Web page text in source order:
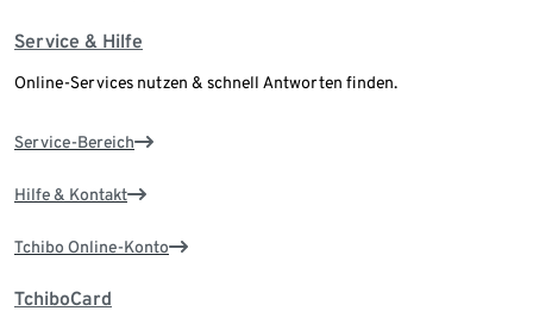
Service & Hilfe
Online-Services nutzen & schnell Antworten finden.
Service-Bereich
Hilfe & Kontakt
Tchibo Online-Konto
TchiboCard